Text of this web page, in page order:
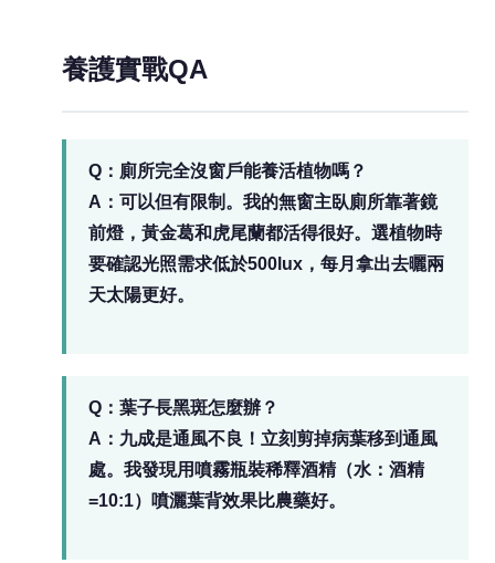
養護實戰QA
Q：廁所完全沒窗戶能養活植物嗎？
A：可以但有限制。我的無窗主臥廁所靠著鏡
前燈，黃金葛和虎尾蘭都活得很好。選植物時
要確認光照需求低於500lux，每月拿出去曬兩
天太陽更好。
Q：葉子長黑斑怎麼辦？
A：九成是通風不良！立刻剪掉病葉移到通風
處。我發現用噴霧瓶裝稀釋酒精（水：酒精
=10:1）噴灑葉背效果比農藥好。